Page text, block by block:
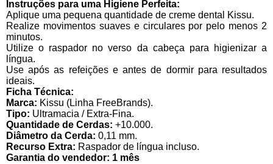
Instruções para uma Higiene Perfeita:
Aplique uma pequena quantidade de creme dental Kissu.
Realize movimentos suaves e circulares por pelo menos 2
minutos.
Utilize o raspador no verso da cabeça para higienizar a
língua.
Use após as refeições e antes de dormir para resultados
ideais.
Ficha Técnica:
Marca: Kissu (Linha FreeBrands).
Tipo: Ultramacia / Extra-Fina.
Quantidade de Cerdas: +10.000.
Diâmetro da Cerda: 0,11 mm.
Recurso Extra: Raspador de língua incluso.
Garantia do vendedor: 1 mês